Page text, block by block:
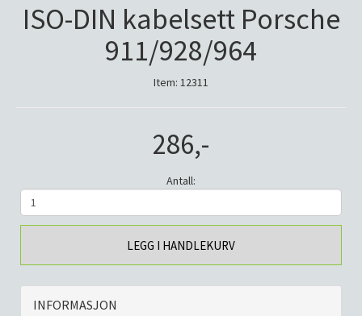
ISO-DIN kabelsett Porsche
911/928/964
Item: 12311
286,-
Antall:
LEGG I HANDLEKURV
INFORMASJON